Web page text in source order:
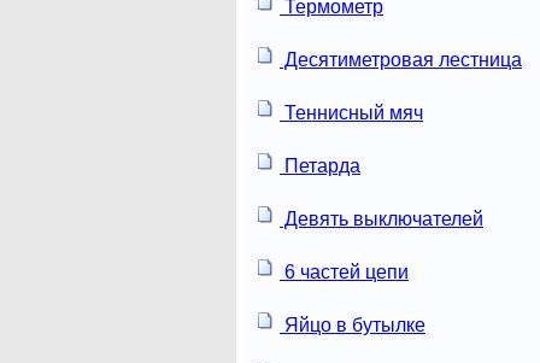
Термометр
Десятиметровая лестница
Теннисный мяч
Петарда
Девять выключателей
6 частей цепи
Яйцо в бутылке